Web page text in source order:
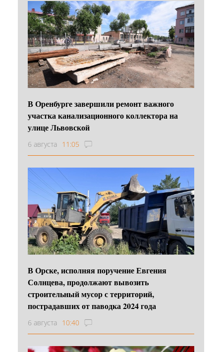
В Оренбурге завершили ремонт важного
участка канализационного коллектора на
улице Львовской
6 августа 11:05
В Орске, исполняя поручение Евгения
Солнцева, продолжают вывозить
строительный мусор с территорий,
пострадавших от паводка 2024 года
6 августа 10:40